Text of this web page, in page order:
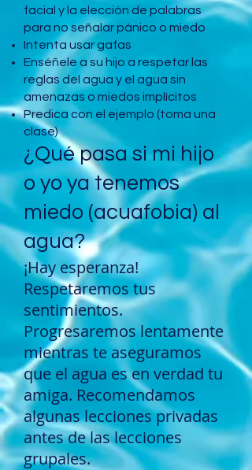
facial y la elección de palabras
para no señalar pánico o miedo
Intenta usar gafas
Enséñele a su hijo a respetar las
reglas del agua y el agua sin
amenazas o miedos implícitos
Predica con el ejemplo (toma una
clase)
¿Qué pasa si mi hijo
o yo ya tenemos
miedo (acuafobia) al
agua?
¡Hay esperanza!
Respetaremos tus
sentimientos.
Progresaremos lentamente
mientras te aseguramos
que el agua es en verdad tu
amiga. Recomendamos
algunas lecciones privadas
antes de las lecciones
grupales.